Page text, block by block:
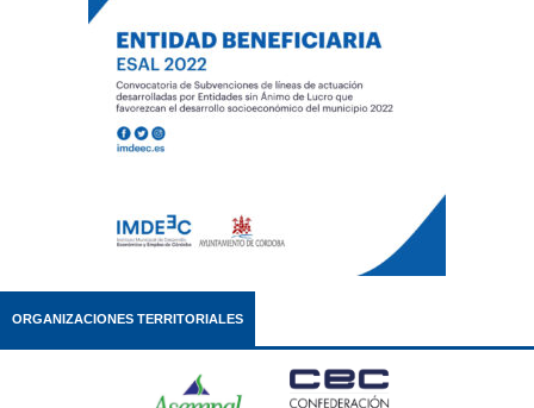
ORGANIZACIONES TERRITORIALES